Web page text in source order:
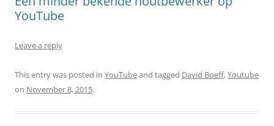
YouTube
Leave a reply
This entry was posted in YouTubeand tagged David Boeff,Youtube
on November 8, 2015.